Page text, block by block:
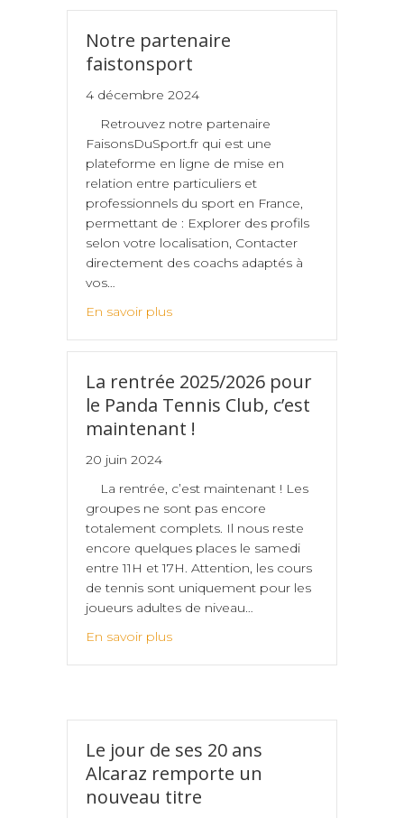
Notre partenaire
faistonsport
4 décembre 2024
Retrouvez notre partenaire
FaisonsDuSport.fr qui est une
plateforme en ligne de mise en
relation entre particuliers et
professionnels du sport en France,
permettant de : Explorer des profils
selon votre localisation, Contacter
directement des coachs adaptés à
vos…
En savoir plus
La rentrée 2025/2026 pour
le Panda Tennis Club, c’est
maintenant !
20 juin 2024
La rentrée, c’est maintenant ! Les
groupes ne sont pas encore
totalement complets. Il nous reste
encore quelques places le samedi
entre 11H et 17H. Attention, les cours
de tennis sont uniquement pour les
joueurs adultes de niveau…
En savoir plus
Le jour de ses 20 ans
Alcaraz remporte un
nouveau titre